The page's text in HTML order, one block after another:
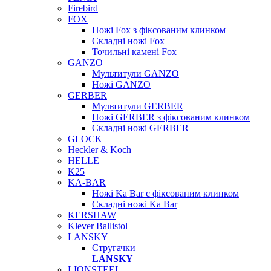
Firebird
FOX
Ножі Fox з фіксованим клинком
Складні ножі Fox
Точильні камені Fox
GANZO
Мультитули GANZO
Ножі GANZO
GERBER
Мультитули GERBER
Ножі GERBER з фіксованим клинком
Складні ножі GERBER
GLOCK
Heckler & Koch
HELLE
K25
KA-BAR
Ножі Ka Bar c фіксованим клинком
Складні ножі Ka Bar
KERSHAW
Klever Ballistol
LANSKY
Стругачки
LANSKY